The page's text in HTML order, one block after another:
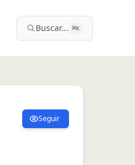
Buscar... ⌘K
Seguir